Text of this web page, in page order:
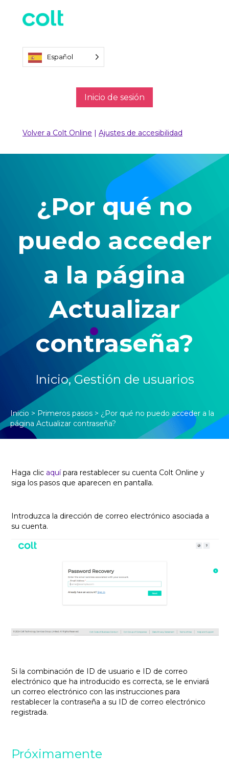
Español
Inicio de sesión
Volver a Colt Online Ajustes de accesibilidad
¿Por qué no
puedo acceder
a la página
Actualizar
contraseña?
Inicio, Gestión de usuarios
Inicio > Primeros pasos > ¿Por qué no puedo acceder a la
página Actualizar contraseña?
Haga clic aquípara restablecer su cuenta Colt Online y
siga los pasos que aparecen en pantalla.
Introduzca la dirección de correo electrónico asociada a
su cuenta.
Si la combinación de ID de usuario e ID de correo
electrónico que ha introducido es correcta, se le enviará
un correo electrónico con las instrucciones para
restablecer la contraseña a su ID de correo electrónico
registrada.
Próximamente